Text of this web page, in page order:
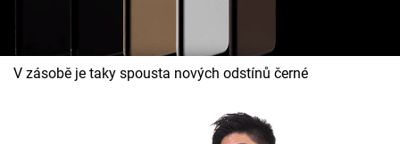
V zásobě je taky spousta nových odstínů černé